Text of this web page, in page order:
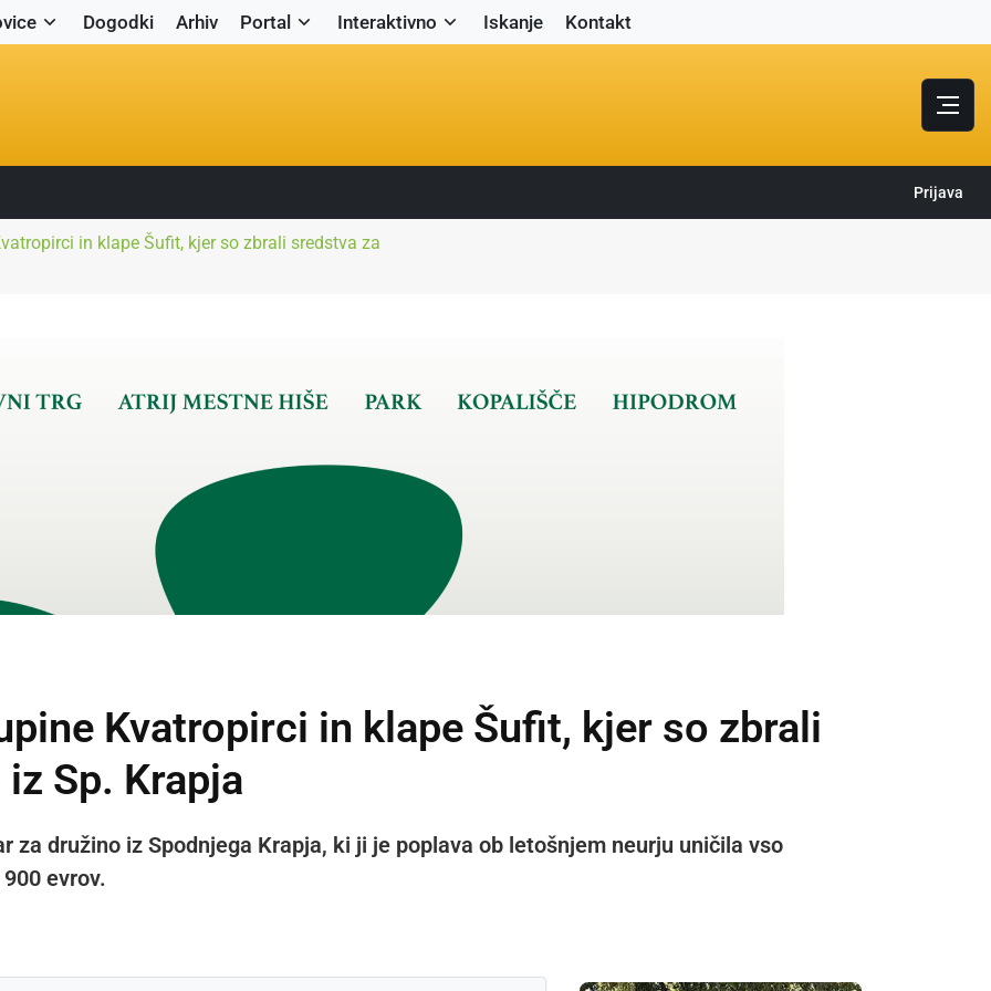
Dogodki Arhiv Portal Interaktivno Iskanje Kontakt
Prijava
in klape Šufit, kjer so zbrali sredstva za
Kvatropirci in klape Šufit, kjer so zbrali
Sp. Krapja
za družino iz Spodnjega Krapja, ki ji je poplava ob letošnjem neurju uničila vso
evrov.